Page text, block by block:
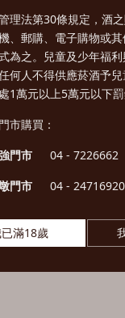
理法第30條規定，酒
、郵購、電子購物或
為之。兒童及少年福
何人不得供應菸酒予
1萬元以上5萬元以下罰
市購買：
門市
04 - 7226662
門市
04 - 24716920
滿18歲